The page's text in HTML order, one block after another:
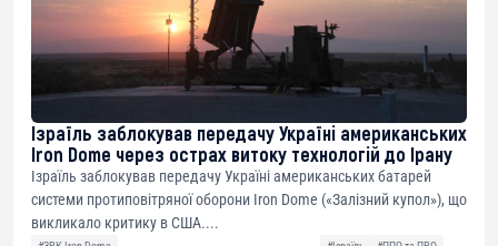
Ізраїль заблокував передачу Україні американських
Iron Dome через острах витоку технологій до Ірану
Ізраїль заблокував передачу Україні американських батарей
системи протиповітряної оборони Iron Dome («Залізний купол»), що
викликало критику в США....